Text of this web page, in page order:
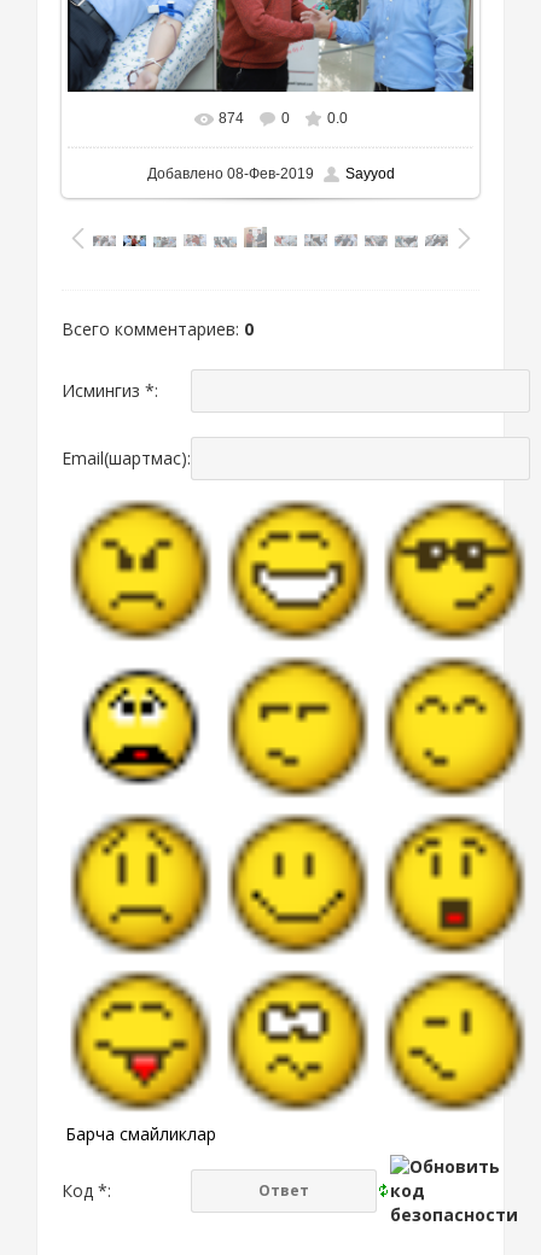
874 0 0.0
Добавлено08-Фев-2019 Sayyod
Всего комментариев: 0
Исмингиз *:
Email(шартмас):
Барча смайликлар
Код *: